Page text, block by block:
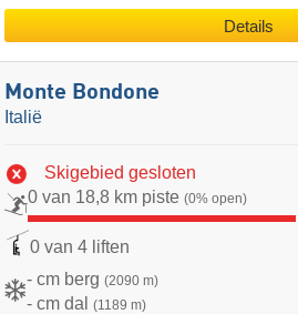
Details
Monte Bondone
Italië
Skigebied gesloten
0 van 18,8 km piste (0% open)
0 van 4 liften
- cm berg (2090 m)
- cm dal (1189 m)